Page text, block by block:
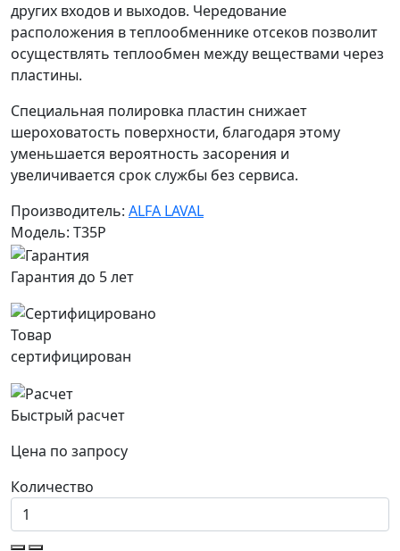
других входов и выходов. Чередование
расположения в теплообменнике отсеков позволит
осуществлять теплообмен между веществами через
пластины.
Специальная полировка пластин снижает
шероховатость поверхности, благодаря этому
уменьшается вероятность засорения и
увеличивается срок службы без сервиса.
Производитель: ALFA LAVAL
Модель: T35P
Гарантия до 5 лет
Товар
сертифицирован
Быстрый расчет
Цена по запросу
Количество